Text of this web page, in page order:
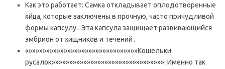
Как это работает: Самка откладывает оплодотворенные
яйца, которые заключены в прочную, часто причудливой
формы капсулу․ Эта капсула защищает развивающийся
эмбрион от хищников и течений․
«»»»»»»»»»»»»»»»»»»»»»»»»»»»»»»»Кошельки
русалок»»»»»»»»»»»»»»»»»»»»»»»»»»»»»»»»: Именно так